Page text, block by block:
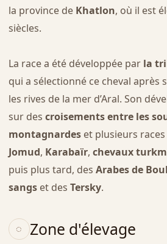
la province de Khatlon, où il est
siècles.
La race a été développée par la
qui a sélectionné ce cheval après
les rives de la mer d’Aral. Son
sur des croisements entre les
montagnardeset plusieurs races
Jomud, Karabaïr, chevaux
puis plus tard, des Arabes de
sangset des Tersky.
Zone d'élevage